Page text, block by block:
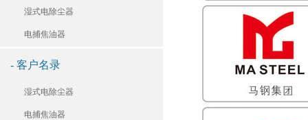
湿式电除尘器
电捕焦油器
- 客户名录
湿式电除尘器
电捕焦油器